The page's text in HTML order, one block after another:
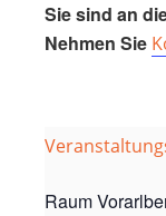
Sie sind an
Nehmen Sie
Raum